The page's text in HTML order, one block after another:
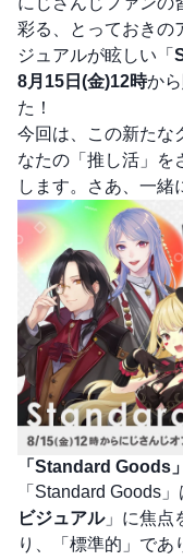
彩る、とっておきの
ジュアルが眩しい「
8月15日(金)12時か
た！
今回は、この新たな
なたの「推し活」を
します。さあ、一緒
「Standard Goods
「Standard Goods
ビジュアル」に焦点
り、「標準的」であ